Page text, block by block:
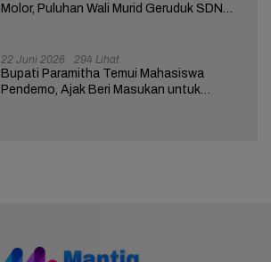
Molor, Puluhan Wali Murid Geruduk SDN
22 Juni 2026 294 Lihat
Bupati Paramitha Temui Mahasiswa
Pendemo, Ajak Beri Masukan untuk